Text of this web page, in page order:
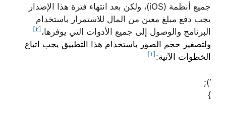
جميع أنظمة (iOS)، ولكن بعد انتهاء فترة هذا الإصدار
يجب دفع مبلغ معين من المال للاستمرار باستخدام
البرنامج والوصول إلى جميع الأدوات التي يوفرها، [٢]
ولتصغير حجم الصور باستخدام هذا التطبيق يجب اتباع
الخطوات الآتية: [١]
‘);
}